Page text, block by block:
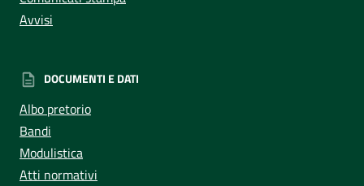
Avvisi
DOCUMENTI E DATI
Albo pretorio
Bandi
Modulistica
Atti normativi